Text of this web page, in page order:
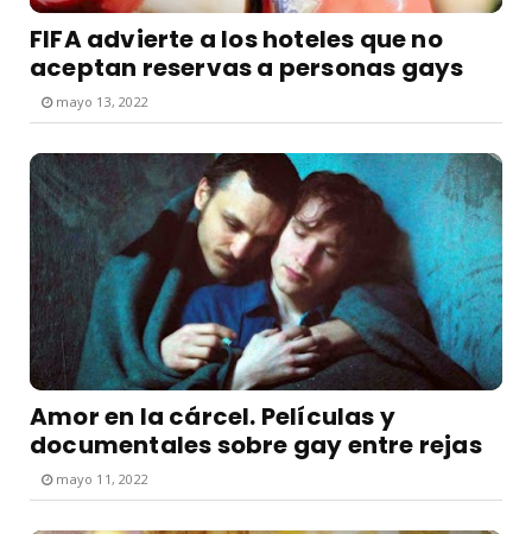
FIFA advierte a los hoteles que no
aceptan reservas a personas gays
mayo 13, 2022
Amor en la cárcel. Películas y
documentales sobre gay entre rejas
mayo 11, 2022